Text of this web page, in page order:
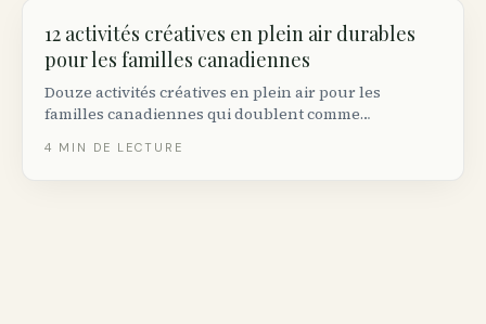
12 activités créatives en plein air durables
pour les familles canadiennes
Douze activités créatives en plein air pour les
familles canadiennes qui doublent comme
feuilles, mandalas naturels, cabanes à oiseaux et
4 MIN DE LECTURE